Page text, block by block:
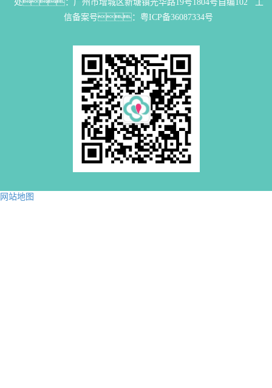
处： 广州市增城区新塘镇光华路19号1804号自编102 工
信备案号：粤ICP备36087334号
网站地图